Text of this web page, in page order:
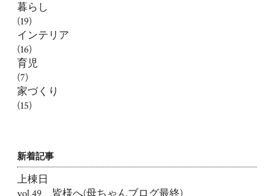
暮らし
(19)
インテリア
(16)
育児
(7)
家づくり
(15)
新着記事
上棟日